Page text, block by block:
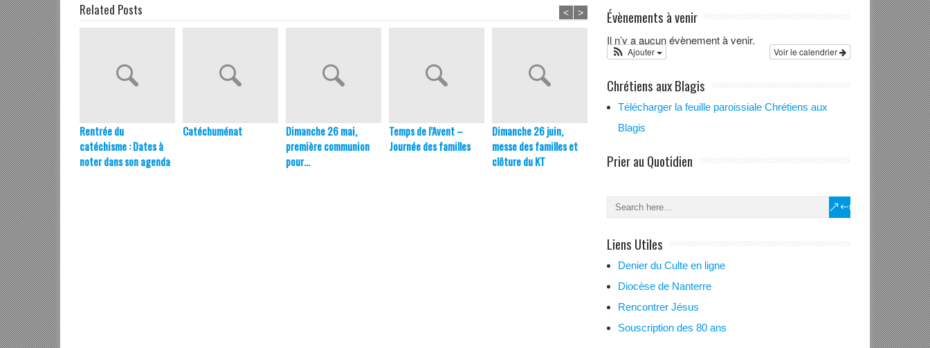
Related Posts
Rentrée du
catéchisme : Dates à
noter dans son agenda
Catéchuménat
Dimanche 26 mai,
première communion
pour…
Temps de l’Avent –
Journée des familles
Dimanche 26 juin,
messe des familles et
clôture du KT
Première communion
< > Évènements à venir
Il n’y a aucun évènement à venir.
Voir le calendrier
Ajouter
Chrétiens aux Blagis
Télécharger la feuille paroissiale Chrétiens aux
Blagis
Prier au Quotidien
Liens Utiles
Denier du Culte en ligne
Diocèse de Nanterre
Rencontrer Jésus
Souscription des 80 ans